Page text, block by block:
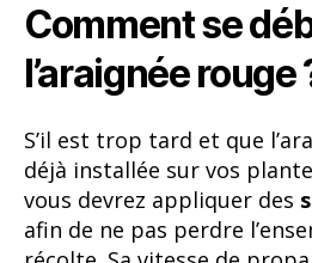
Comment se
l’araignée rouge
S’il est trop tard et que
déjà installée sur vos
vous devrez appliquer des
afin de ne pas perdre